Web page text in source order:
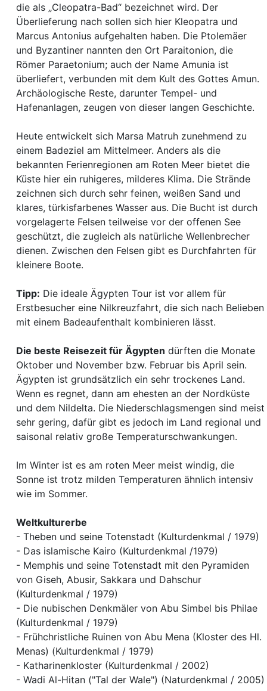
die als „Cleopatra-Bad“ bezeichnet wird. Der
Überlieferung nach sollen sich hier Kleopatra und
Marcus Antonius aufgehalten haben. Die Ptolemäer
und Byzantiner nannten den Ort Paraitonion, die
Römer Paraetonium; auch der Name Amunia ist
überliefert, verbunden mit dem Kult des Gottes Amun.
Archäologische Reste, darunter Tempel- und
Hafenanlagen, zeugen von dieser langen Geschichte.
Heute entwickelt sich Marsa Matruh zunehmend zu
einem Badeziel am Mittelmeer. Anders als die
bekannten Ferienregionen am Roten Meer bietet die
Küste hier ein ruhigeres, milderes Klima. Die Strände
zeichnen sich durch sehr feinen, weißen Sand und
klares, türkisfarbenes Wasser aus. Die Bucht ist durch
vorgelagerte Felsen teilweise vor der offenen See
geschützt, die zugleich als natürliche Wellenbrecher
dienen. Zwischen den Felsen gibt es Durchfahrten für
kleinere Boote.
Tipp: Die ideale Ägypten Tour ist vor allem für
Erstbesucher eine Nilkreuzfahrt, die sich nach Belieben
mit einem Badeaufenthalt kombinieren lässt.
Die beste Reisezeit für Ägypten dürften die Monate
Oktober und November bzw. Februar bis April sein.
Ägypten ist grundsätzlich ein sehr trockenes Land.
Wenn es regnet, dann am ehesten an der Nordküste
und dem Nildelta. Die Niederschlagsmengen sind meist
sehr gering, dafür gibt es jedoch im Land regional und
saisonal relativ große Temperaturschwankungen.
Im Winter ist es am roten Meer meist windig, die
Sonne ist trotz milden Temperaturen ähnlich intensiv
wie im Sommer.
Weltkulturerbe
- Theben und seine Totenstadt (Kulturdenkmal / 1979)
- Das islamische Kairo (Kulturdenkmal /1979)
- Memphis und seine Totenstadt mit den Pyramiden
von Giseh, Abusir, Sakkara und Dahschur
(Kulturdenkmal / 1979)
- Die nubischen Denkmäler von Abu Simbel bis Philae
(Kulturdenkmal / 1979)
- Frühchristliche Ruinen von Abu Mena (Kloster des Hl.
Menas) (Kulturdenkmal / 1979)
- Katharinenkloster (Kulturdenkmal / 2002)
- Wadi Al-Hitan ("Tal der Wale") (Naturdenkmal / 2005)